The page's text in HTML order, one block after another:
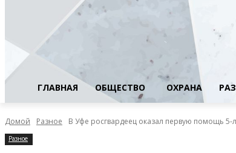
ГЛАВНАЯ ОБЩЕСТВО ОХРАНА
Домой Разное В Уфе росгвардеец оказал первую помощь 5-
Разное